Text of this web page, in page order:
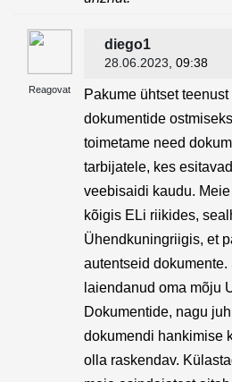
Reagovat
diego1
28.06.2023 , 09:38
Pakume ühtset
dokumentide
toimetame need
tarbijatele, kes
veebisaidi kaudu.
kõigis ELi riikides,
Ühendkuningriigis, et
autentseid
laiendanud oma mõju
Dokumentide, nagu
dokumendi hankimise
olla raskendav.